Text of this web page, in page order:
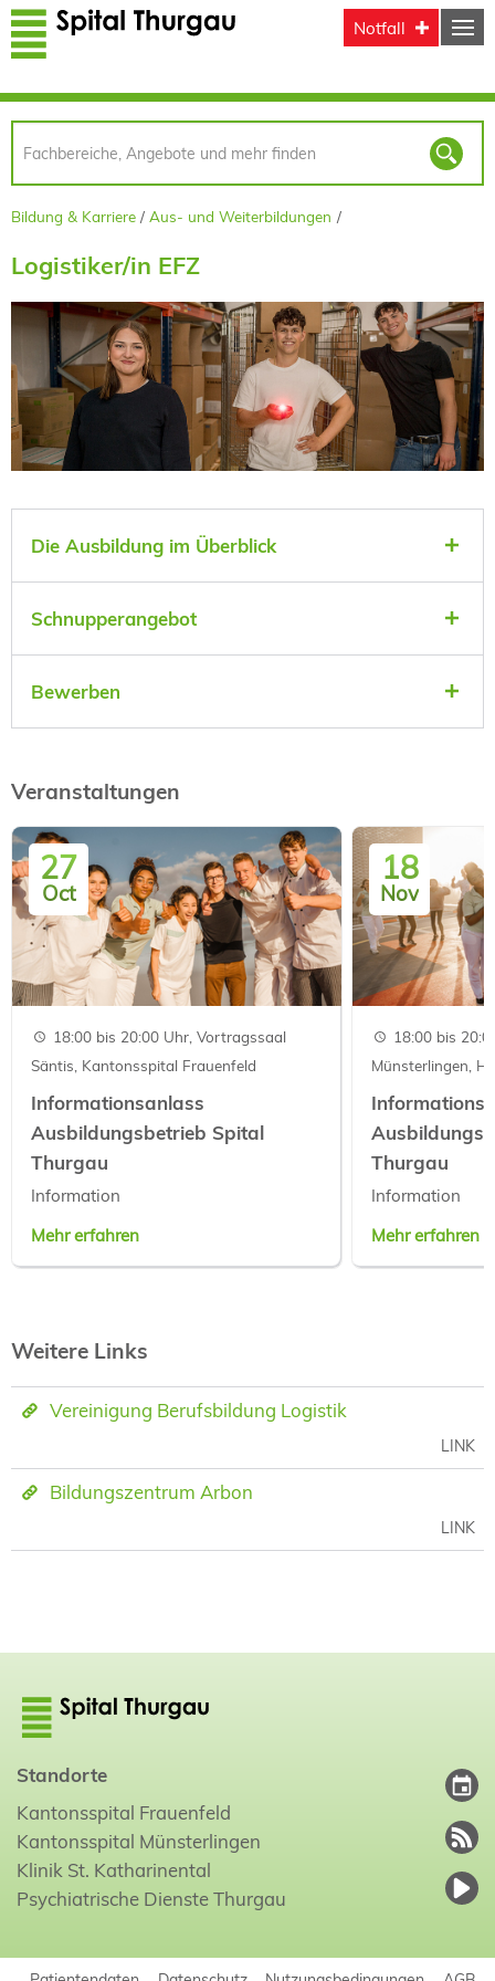
Direkt zum Inhalt
Notfall
Bildung & Karriere Aus- und Weiterbildungen
Logistiker/in EFZ
Die Ausbildung im Überblick
Schnupperangebot
Bewerben
Veranstaltungen
27
Oct
18:00 bis 20:00 Uhr, Vortragssaal
Säntis, Kantonsspital Frauenfeld
Informationsanlass
Ausbildungsbetrieb Spital
Thurgau
Information
Mehr erfahren
18
Nov
18:00 bis
Münsterlingen,
Thurgau
Information
Mehr erfahren
Weitere Links
Vereinigung Berufsbildung Logistik
LINK
Bildungszentrum Arbon
LINK
Standorte
Kantonsspital Frauenfeld
Kantonsspital Münsterlingen
Klinik St. Katharinental
Psychiatrische Dienste Thurgau